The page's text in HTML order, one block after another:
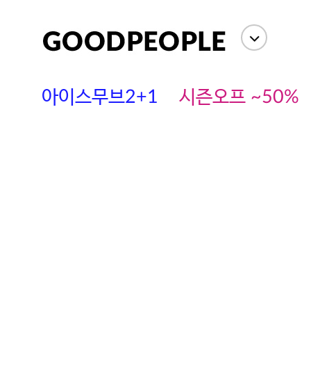
아이스무브2+1 시즌오프 ~50%